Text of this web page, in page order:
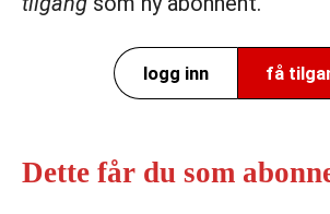
logg inn få
Dette får du som